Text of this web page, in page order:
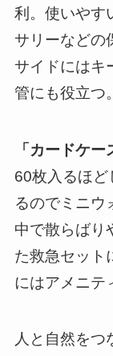
利。使いやす
サリーなどの
サイドにはキ
管にも役立つ。
「カードケー
60枚入るほど
るのでミニウ
中で散らばり
た救急セット
にはアメニテ
人と自然をつ